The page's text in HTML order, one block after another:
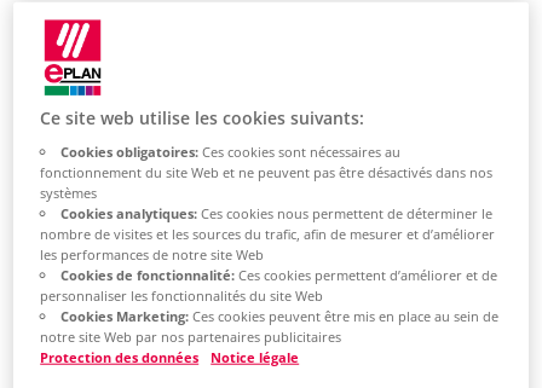
Colombia
Croatia
Czech Republic
Denmark
DK
Finland
FI
France
fr
Germany
de
en
Greece
Ce site web utilise les cookies suivants:
Cookies obligatoires:Ces cookies sont nécessaires au
fonctionnement du site Web et ne peuvent pas être désactivés dans nos
systèmes
Cookies analytiques:Ces cookies nous permettent de déterminer le
nombre de visites et les sources du trafic, afin de mesurer et d’améliorer
les performances de notre site Web
Cookies de fonctionnalité:Ces cookies permettent d’améliorer et de
personnaliser les fonctionnalités du site Web
Cookies Marketing:Ces cookies peuvent être mis en place au sein de
notre site Web par nos partenaires publicitaires
Protection des données
Notice légale